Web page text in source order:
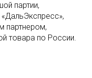
партии,
партнером,
товара по России.